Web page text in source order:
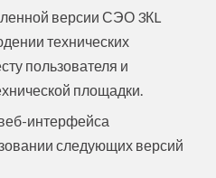
версии СЭО 3КL
технических
пользователя и
площадки.
интерфейса
следующих версий